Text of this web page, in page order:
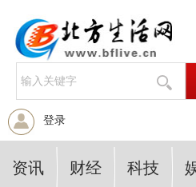
登录
资讯 财经 科技